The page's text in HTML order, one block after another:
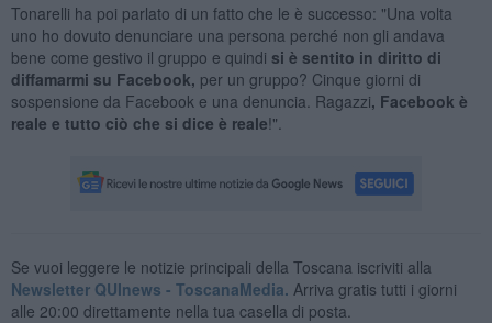
Tonarelli ha poi parlato di un fatto che le è successo: "Una volta
uno ho dovuto denunciare una persona perché non gli andava
bene come gestivo il gruppo e quindi si è sentito in diritto di
diffamarmi su Facebook, per un gruppo? Cinque giorni di
sospensione da Facebook e una denuncia. Ragazzi, Facebook è
reale e tutto ciò che si dice è reale!".
Se vuoi leggere le notizie principali della Toscana iscriviti alla
Newsletter QUInews - ToscanaMedia. Arriva gratis tutti i giorni
alle 20:00 direttamente nella tua casella di posta.